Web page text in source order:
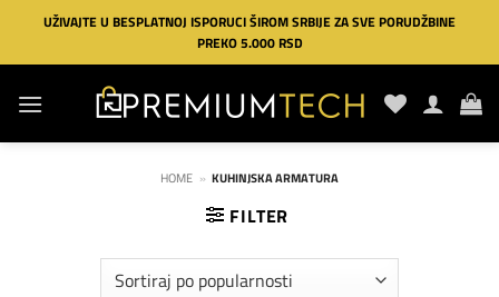
Preskoči
sadržaj
UŽIVAJTE U BESPLATNOJ ISPORUCI ŠIROM SRBIJE ZA SVE PORUDŽBINE
PREKO 5.000 RSD
HOME » KUHINJSKA ARMATURA
FILTER